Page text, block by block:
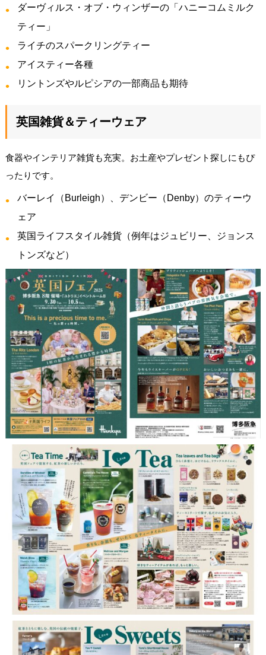
ダーヴィルス・オブ・ウィンザーの「ハニーコムミルク
ティー」
ライチのスパークリングティー
アイスティー各種
リントンズやルピシアの一部商品も期待
英国雑貨＆ティーウェア
食器やインテリア雑貨も充実。お土産やプレゼント探しにもぴ
ったりです。
バーレイ（Burleigh）、デンビー（Denby）のティーウ
ェア
英国ライフスタイル雑貨（例年はジュビリー、ジョンス
トンズなど）